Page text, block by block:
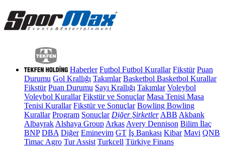
Haberler Futbol Futbol Kurallar Fikstür Puan
Durumu Gol Krallığı Takımlar Basketbol Basketbol Kurallar
Fikstür Puan Durumu Sayı Krallığı Takımlar Voleybol
Voleybol Kurallar Fikstür ve Sonuçlar Masa Tenisi Masa
Tenisi Kurallar Fikstür ve Sonuçlar Bowling Bowling
Kurallar Program Sonuçlar Diğer Şirketler ABB Akbank
Albayrak Alshaya Group Arkas Avery Dennison Bilim İlaç
BNP DBA Diğer Eminevim GT İş Bankası Kibar Mavi QNB
Timac Agro Tur Assist Turkcell Türkiye Finans